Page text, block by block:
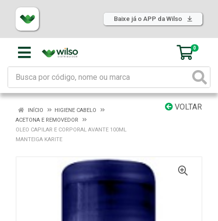
Baixe já o APP da Wilso
0
VOLTAR
INÍCIO
HIGIENE CABELO
ACETONA E REMOVEDOR
OLEO CAPILAR E CORPORAL AVANTE 100ML
MANTEIGA KARITE